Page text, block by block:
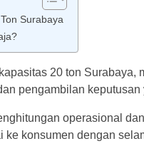
Surabaya
20 ton
pengambilan keputusan
operasional
ke konsumen dengan